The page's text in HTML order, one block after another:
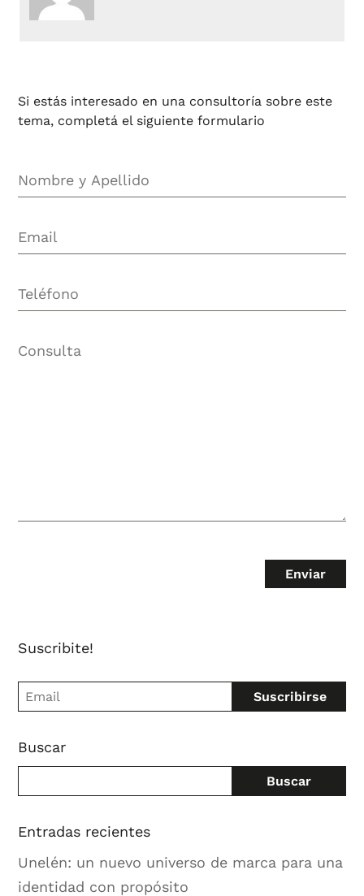
Si estás interesado en una consultoría sobre este
tema, completá el siguiente formulario
Suscribite!
Buscar
Buscar
Entradas recientes
Unelén: un nuevo universo de marca para una
identidad con propósito